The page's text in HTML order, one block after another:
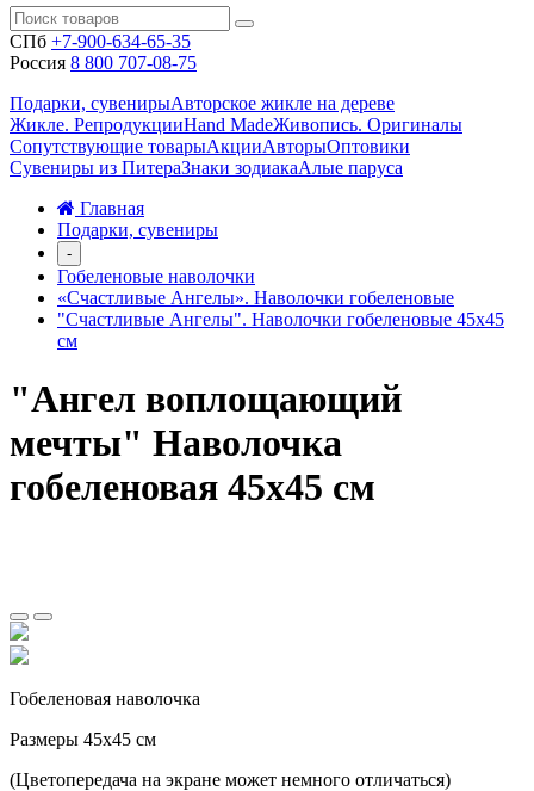
СПб +7-900-634-65-35
Россия 8 800 707-08-75
Подарки, сувенирыАвторское жикле на дереве
Жикле. РепродукцииHand MadeЖивопись. Оригиналы
Сопутствующие товарыАкцииАвторыОптовики
Сувениры из ПитераЗнаки зодиакаАлые паруса
Главная
Подарки, сувениры
-
Гобеленовые наволочки
«Счастливые Ангелы». Наволочки гобеленовые
"Счастливые Ангелы". Наволочки гобеленовые 45х45
см
"Ангел воплощающий
мечты" Наволочка
гобеленовая 45х45 см
Гобеленовая наволочка
Размеры 45х45 см
(Цветопередача на экране может немного отличаться)